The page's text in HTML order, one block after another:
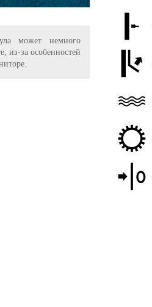
может немного
из-за особенностей